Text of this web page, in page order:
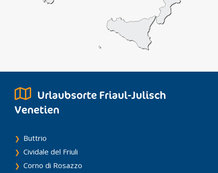
Urlaubsorte Friaul-Julisch
Venetien
Buttrio
Cividale del Friuli
Corno di Rosazzo